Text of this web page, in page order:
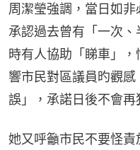
周潔瑩強調，當日如
承認過去曾有「一次
時有人協助「睇車」
響市民對區議員旳觀
誤」，承諾日後不會再
她又呼籲市民不要怪責